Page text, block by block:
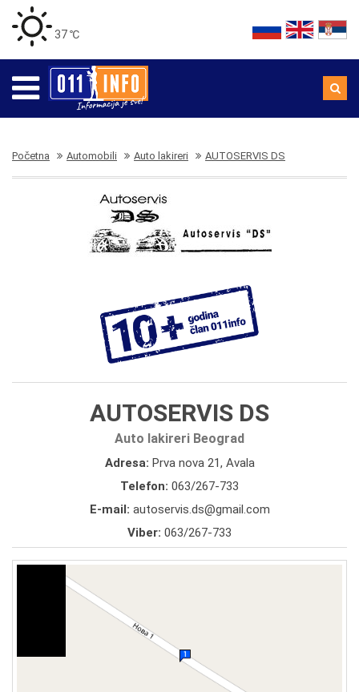
37 ℃
Početna Automobili Auto lakireri AUTOSERVIS DS
AUTOSERVIS DS
Auto lakireri Beograd
Adresa: Prva nova 21, Avala
Telefon: 063/267-733
E-mail: autoservis.ds@gmail.com
Viber: 063/267-733